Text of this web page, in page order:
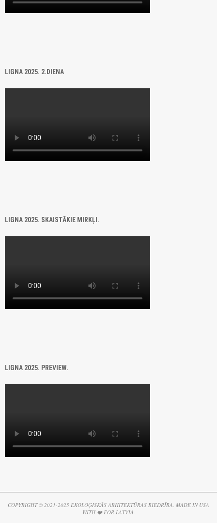
LIGNA 2025. 2.DIENA
LIGNA 2025. SKAISTĀKIE MIRKĻI.
LIGNA 2025. PREVIEW.
COPYRIGHT © 2021-2025 EKOLOĢISKĀS ARHITEKTŪRAS BIEDRĪBA. MADE IN USA
WITH ❤️ FOR LATVIA.